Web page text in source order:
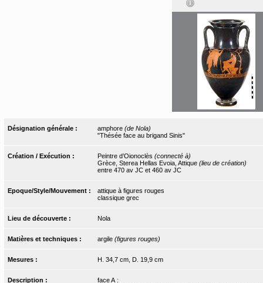
Désignation générale : amphore (de Nola)
"Thésée face au brigand Sinis"
Création / Exécution : Peintre d’Oionoclès (connecté à)
Grèce, Sterea Hellas Evoia, Attique (lieu de création)
entre 470 av JC et 460 av JC
Epoque/Style/Mouvement :
attique à figures rouges
classique grec
Lieu de découverte : Nola
Matières et techniques : argile (figures rouges)
Mesures : H. 34,7 cm, D. 19,9 cm
Description :
face A :